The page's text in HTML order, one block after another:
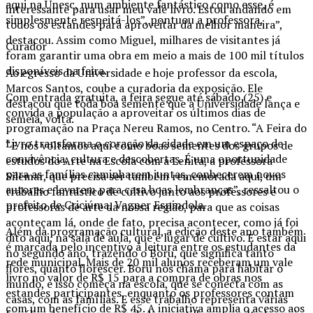
aqui na Unesc, num ambiente fantástico como esse, é
simplesmente respeitá-los”, pontuou a professora.
Curador
Ao egresso da Universidade e hoje professor da escola,
Marcos Santos, coube a curadoria da exposição. Ele
destacou que toda boa semente que a Universidade lança e
semeia, volta.
“E nós voltamos aqui como boas sementes dos grupos de
estudos do Arte na Escola com a Lenita, a professora
Silemar, que precisa ser também rememorada aqui, um
trabalho fantástico de cultivo junto aos professores e
professoras de arte da nossa região, para que as coisas
aconteçam lá, onde de fato, precisa acontecer, como já foi
dito aqui, na sala de aula, que é lugar de cultivo. E estar aqui
no segundo ano, trazendo o Boru, que significa tanto
flores, quanto florescer. Boru nos chama para habitar o
mundo, e isso começa na escola, que se conecta com as
casas, com as famílias. E esse trabalho representa várias
interessante para usar meu vale livro. Estou andando em
todos os estandes para aproveitar da melhor maneira”,
destacou. Assim como Miguel, milhares de visitantes já
foram garantir uma obra em meio a mais de 100 mil títulos
disponíveis na feira.
Com entrada gratuita, a feira segue até sábado (25) e
convida a população a aproveitar os últimos dias de
programação na Praça Nereu Ramos, no Centro. “A Feira do
Livro transforma o coração da cidade em um espaço de
convivência, cultura e descobertas. É uma oportunidade
para as famílias caminharem juntas, conhecerem novos
autores e levarem para casa boas lembranças”, ressaltou o
prefeito de Criciúma, Vagner Espindola.
Além da programação cultural, a edição deste ano também
é marcada pelo incentivo à leitura entre os estudantes da
rede municipal. Mais de 20 mil alunos receberam um vale
livro no valor de R$ 15 para a compra de obras nos
estandes participantes, enquanto os professores contam
com um benefício de R$ 45. A iniciativa amplia o acesso aos